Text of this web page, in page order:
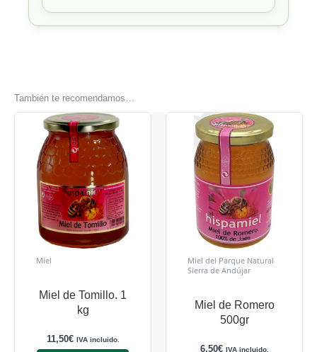
También te recomendamos…
Miel
Miel de Tomillo. 1
kg
11,50€ IVA incluido.
Miel del Parque Natural
Sierra de Andújar
Miel de Romero
500gr
6,50€ IVA incluido.